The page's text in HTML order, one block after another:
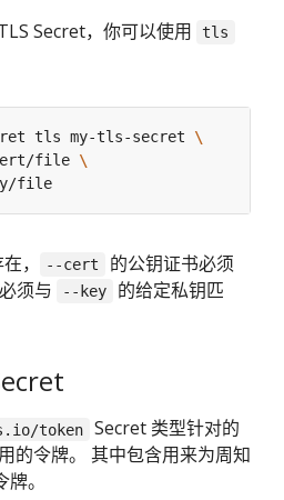
Secret，你可以使用 tls
tls my-tls-secret
file
， --cert
的公钥证书必须
须与
--key
的给定私钥匹
token
Secret 类型针对的
的令牌。 其中包含用来为周知
。